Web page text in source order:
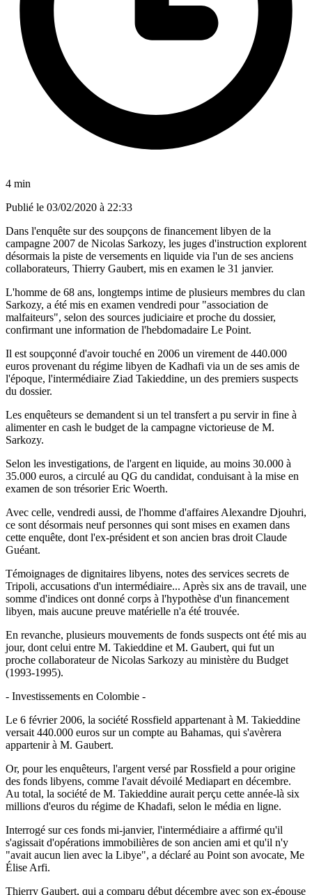
4 min
Publié le 03/02/2020 à 22:33
Dans l'enquête sur des soupçons de financement libyen de la
campagne 2007 de Nicolas Sarkozy, les juges d'instruction explorent
désormais la piste de versements en liquide via l'un de ses anciens
collaborateurs, Thierry Gaubert, mis en examen le 31 janvier.
L'homme de 68 ans, longtemps intime de plusieurs membres du clan
Sarkozy, a été mis en examen vendredi pour "association de
malfaiteurs", selon des sources judiciaire et proche du dossier,
confirmant une information de l'hebdomadaire Le Point.
Il est soupçonné d'avoir touché en 2006 un virement de 440.000
euros provenant du régime libyen de Kadhafi via un de ses amis de
l'époque, l'intermédiaire Ziad Takieddine, un des premiers suspects
du dossier.
Les enquêteurs se demandent si un tel transfert a pu servir in fine à
alimenter en cash le budget de la campagne victorieuse de M.
Sarkozy.
Selon les investigations, de l'argent en liquide, au moins 30.000 à
35.000 euros, a circulé au QG du candidat, conduisant à la mise en
examen de son trésorier Eric Woerth.
Avec celle, vendredi aussi, de l'homme d'affaires Alexandre Djouhri,
ce sont désormais neuf personnes qui sont mises en examen dans
cette enquête, dont l'ex-président et son ancien bras droit Claude
Guéant.
Témoignages de dignitaires libyens, notes des services secrets de
Tripoli, accusations d'un intermédiaire... Après six ans de travail, une
somme d'indices ont donné corps à l'hypothèse d'un financement
libyen, mais aucune preuve matérielle n'a été trouvée.
En revanche, plusieurs mouvements de fonds suspects ont été mis au
jour, dont celui entre M. Takieddine et M. Gaubert, qui fut un
proche collaborateur de Nicolas Sarkozy au ministère du Budget
(1993-1995).
- Investissements en Colombie -
Le 6 février 2006, la société Rossfield appartenant à M. Takieddine
versait 440.000 euros sur un compte au Bahamas, qui s'avèrera
appartenir à M. Gaubert.
Or, pour les enquêteurs, l'argent versé par Rossfield a pour origine
des fonds libyens, comme l'avait dévoilé Mediapart en décembre.
Au total, la société de M. Takieddine aurait perçu cette année-là six
millions d'euros du régime de Khadafi, selon le média en ligne.
Interrogé sur ces fonds mi-janvier, l'intermédiaire a affirmé qu'il
s'agissait d'opérations immobilières de son ancien ami et qu'il n'y
"avait aucun lien avec la Libye", a déclaré au Point son avocate, Me
Élise Arfi.
Thierry Gaubert, qui a comparu début décembre avec son ex-épouse